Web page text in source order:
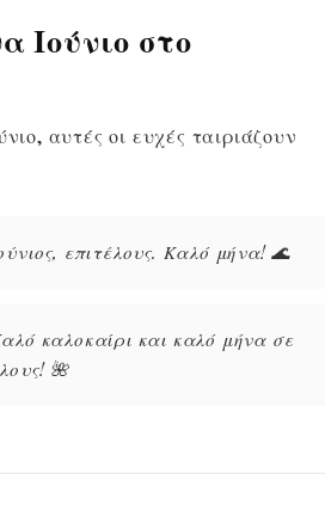
Ιούνιο στο
αυτές οι ευχές ταιριάζουν
επιτέλους. Καλό μήνα! 🌊
καλοκαίρι και καλό μήνα σε
🌺